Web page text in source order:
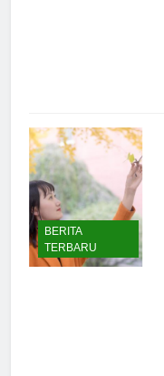
BERITA
TERBARU